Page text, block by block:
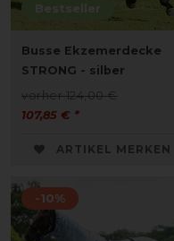
Bestseller
Busse Ekzemerdecke
STRONG - silber
vorher 124,00 €
107,85 € *
ARTIKEL MERKEN
-10%